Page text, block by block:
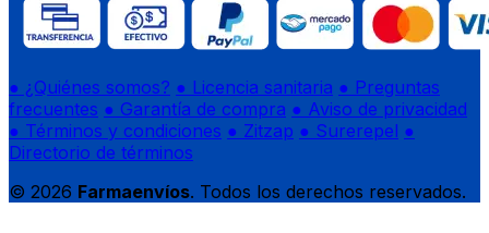
● ¿Quiénes somos? ● Licencia sanitaria ● Preguntas
frecuentes ● Garantía de compra ● Aviso de privacidad
● Términos y condiciones ● Zitzap ● Surerepel ●
Directorio de términos
© 2026 Farmaenvíos. Todos los derechos reservados.